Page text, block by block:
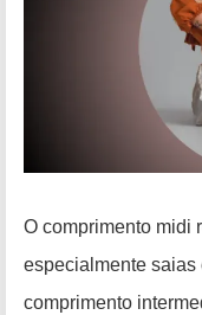
O comprimento midi
especialmente
comprimento